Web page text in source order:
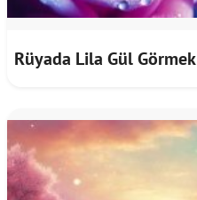
Rüyada Lila Gül Görmek